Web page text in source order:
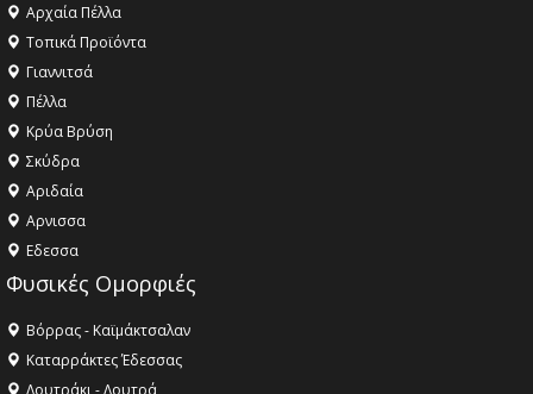
Αρχαία Πέλλα
Τοπικά Προϊόντα
Γιαννιτσά
Πέλλα
Κρύα Βρύση
Σκύδρα
Αριδαία
Aρνισσα
Eδεσσα
Φυσικές Ομορφιές
Βόρρας - Καϊμάκτσαλαν
Καταρράκτες Έδεσσας
Λουτράκι - Λουτρά